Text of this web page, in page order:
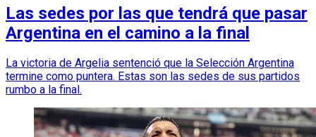
Las sedes por las que tendrá que pasar
Argentina en el camino a la final
La victoria de Argelia sentenció que la Selección Argentina
termine como puntera. Estas son las sedes de sus partidos
rumbo a la final.